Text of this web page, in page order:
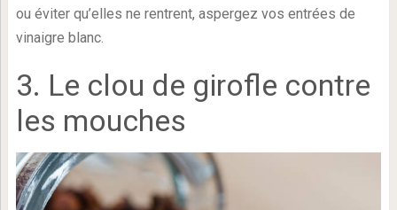
ou éviter qu’elles ne rentrent, aspergez vos entrées de
vinaigre blanc.
3. Le clou de girofle contre
les mouches